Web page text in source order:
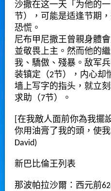
沙撒在这一天「为他的
节），可能是适逢节期
恐慌。
尼布甲尼撒王曾親身體
並敬畏上主。然而他的
我、驕傲、殘暴。敌军
装镇定（2节），内心却
墙上写字的指头，就立
求助（7节）。
[在我敵人面前你為我擺
你用油膏了我的頭，使
David)
新巴比倫王列表
那波帕拉沙爾 ： 西元前